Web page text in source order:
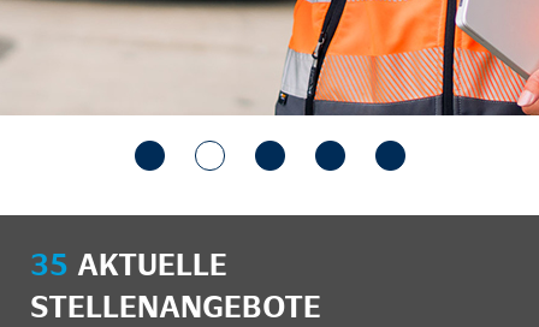
35 AKTUELLE
STELLENANGEBOTE